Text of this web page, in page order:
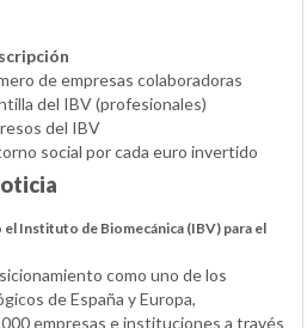
de empresas colaboradoras
del IBV (profesionales)
del IBV
social por cada euro invertido
Instituto de Biomecánica (IBV) para el
como uno de los
de España y Europa,
empresas e instituciones a través